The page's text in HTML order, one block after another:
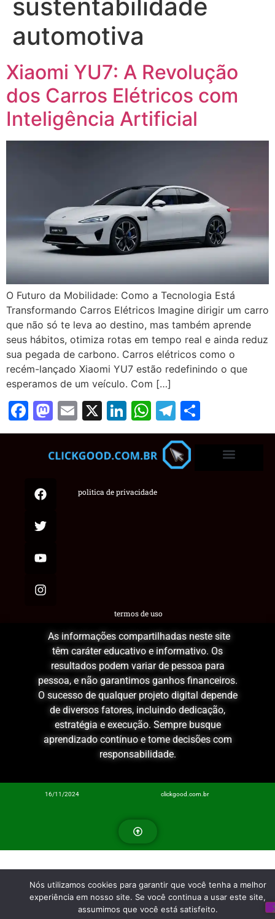
sustentabilidade
automotiva
Xiaomi YU7: A Revolução
dos Carros Elétricos com
Inteligência Artificial
O Futuro da Mobilidade: Como a Tecnologia Está
Transformando Carros Elétricos Imagine dirigir um carro
que não só te leva ao destino, mas também aprende
seus hábitos, otimiza rotas em tempo real e ainda reduz
sua pegada de carbono. Carros elétricos como o
recém-lançado Xiaomi YU7 estão redefinindo o que
esperamos de um veículo. Com […]
Facebook
Mastodon
Email
X LinkedIn
WhatsApp
Telegram
termos de uso
politica de privacidade
As informações compartilhadas neste site
têm caráter educativo e informativo. Os
resultados podem variar de pessoa para
pessoa, e não garantimos ganhos financeiros.
O sucesso de qualquer projeto digital depende
de diversos fatores, incluindo dedicação,
estratégia e execução. Sempre busque
aprendizado contínuo e tome decisões com
responsabilidade.
16/11/2024 clickgood.com.br
Nós utilizamos cookies para garantir que você tenha a melhor
experiência em nosso site. Se você continua a usar este site,
assumimos que você está satisfeito.